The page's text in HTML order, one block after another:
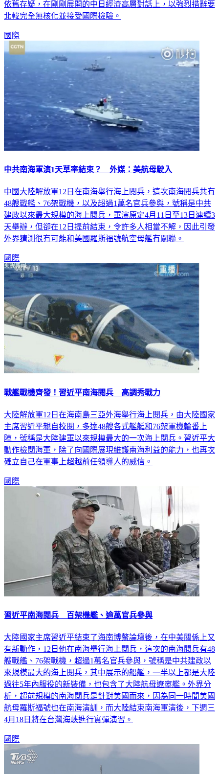
依舊存疑，在剛剛展開的中日經濟高層對話上，以強烈措辭要
北韓完全無核化並接受國際檢驗。
國際
中共南海軍演1天草率結束？ 外媒：美航母駛入
中國大陸解放軍12日在南海舉行海上閱兵，這次南海閱兵共有
48艘戰艦、76架戰機，以及超過1萬名官兵參與，號稱是中共
建政以來最大規模的海上閱兵，軍演原定4月11日至13日連續3
天舉辦，但卻在12日提前結束，令許多人相當不解，因此引發
外界猜測很有可能和美國羅斯福號航空母艦有關聯。
國際
戰艦戰機齊發！習近平南海閱兵 高調秀戰力
大陸解放軍12日在海南島三亞外海舉行海上閱兵，由大陸國家
主席習近平親自校閱，多達48艘各式艦艇和76架軍機輪番上
陣，號稱是大陸建軍以來規模最大的一次海上閱兵。習近平大
動作檢閱海軍，除了向國際展現維護南海利益的能力，也再次
確立自己在軍事上超越前任領導人的威信。
國際
習近平南海閱兵 百架機艦、逾萬官兵參與
大陸國家主席習近平結束了海南博鰲論壇後，在中美關係上又
有新動作，12日他在南海舉行海上閱兵，這次的南海閱兵有48
艘戰艦、76架戰機，超過1萬名官兵參與，號稱是中共建政以
來規模最大的海上閱兵，其中展示的船艦，一半以上都是大陸
過往5年內服役的新裝備，也包含了大陸航母遼寧艦。外界分
析，超前規模的南海閱兵是針對美國而來，因為同一時間美國
航母羅斯福號也在南海演訓，而大陸結束南海軍演後，下週三
4月18日將在台灣海峽進行實彈演習。
國際